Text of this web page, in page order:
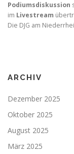
Podiumsdiskussion
im Livestream
Die DJG am
ARCHIV
Dezember 2025
Oktober 2025
August 2025
März 2025